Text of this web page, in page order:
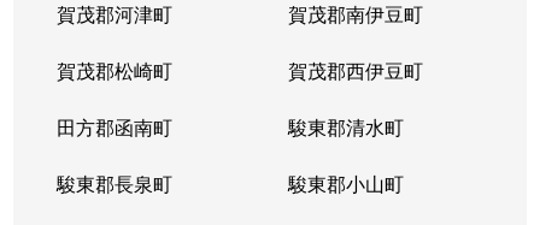
賀茂郡河津町 賀茂郡南伊豆町
賀茂郡松崎町 賀茂郡西伊豆町
田方郡函南町 駿東郡清水町
駿東郡長泉町 駿東郡小山町